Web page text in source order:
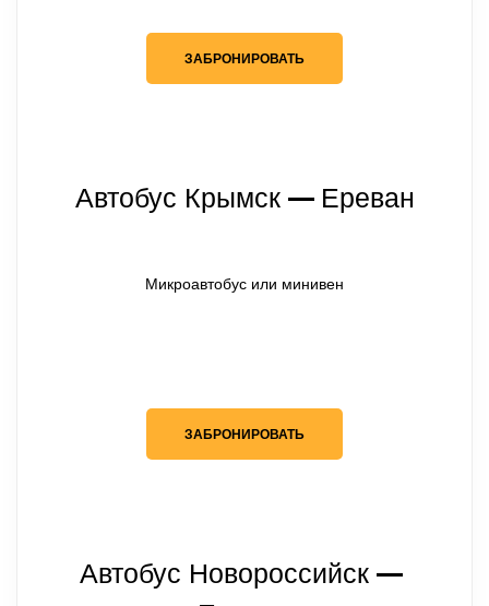
ЗАБРОНИРОВАТЬ
Автобус Крымск — Ереван
Микроавтобус или минивен
ЗАБРОНИРОВАТЬ
Автобус Новороссийск